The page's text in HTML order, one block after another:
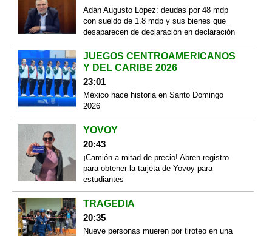
Adán Augusto López: deudas por 48 mdp
con sueldo de 1.8 mdp y sus bienes que
desaparecen de declaración en declaración
JUEGOS CENTROAMERICANOS
Y DEL CARIBE 2026
23:01
México hace historia en Santo Domingo
2026
YOVOY
20:43
¡Camión a mitad de precio! Abren registro
para obtener la tarjeta de Yovoy para
estudiantes
TRAGEDIA
20:35
Nueve personas mueren por tiroteo en una